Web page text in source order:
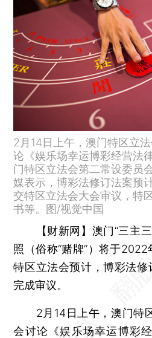
2月14日上午，澳门特区立
论《娱乐场幸运博彩经营法
门特区立法会第二常设委员
媒表示，博彩法修订法案预
交特区立法会大会审议，特
书等。图/视觉中国
【财新网】 澳门“三主
照（俗称“赌牌”）将于
特区立法会预计，博彩法修
完成审议。
2月14日上午，澳门特
会讨论《娱乐场幸运博彩